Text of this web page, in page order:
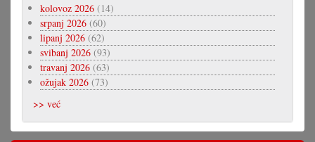
kolovoz 2026 (14)
srpanj 2026 (60)
lipanj 2026 (62)
svibanj 2026 (93)
travanj 2026 (63)
ožujak 2026 (73)
>> već